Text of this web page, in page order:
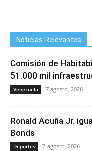
Noticias Relevantes
Comisión de
51.000 mil
Venezuela 7 agosto, 2026
Ronald Acuña Jr.
Bonds
Deportes 7 agosto, 2026